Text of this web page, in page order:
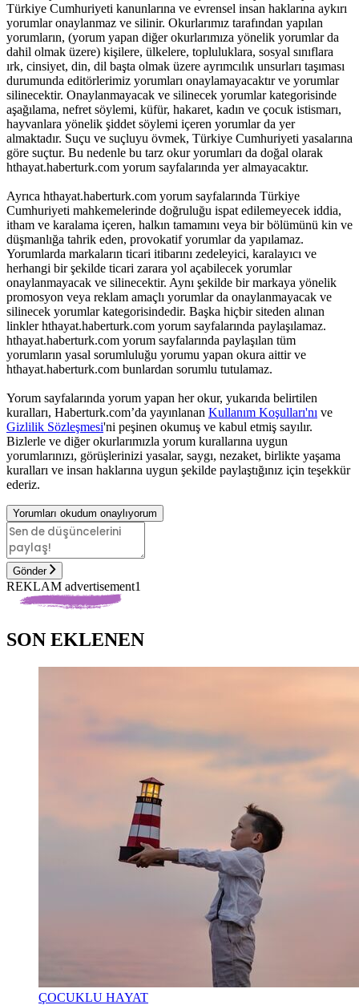
Türkiye Cumhuriyeti kanunlarına ve evrensel insan haklarına aykırı
yorumlar onaylanmaz ve silinir. Okurlarımız tarafından yapılan
yorumların, (yorum yapan diğer okurlarımıza yönelik yorumlar da
dahil olmak üzere) kişilere, ülkelere, topluluklara, sosyal sınıflara
ırk, cinsiyet, din, dil başta olmak üzere ayrımcılık unsurları taşıması
durumunda editörlerimiz yorumları onaylamayacaktır ve yorumlar
silinecektir. Onaylanmayacak ve silinecek yorumlar kategorisinde
aşağılama, nefret söylemi, küfür, hakaret, kadın ve çocuk istismarı,
hayvanlara yönelik şiddet söylemi içeren yorumlar da yer
almaktadır. Suçu ve suçluyu övmek, Türkiye Cumhuriyeti yasalarına
göre suçtur. Bu nedenle bu tarz okur yorumları da doğal olarak
hthayat.haberturk.com yorum sayfalarında yer almayacaktır.
Ayrıca hthayat.haberturk.com yorum sayfalarında Türkiye
Cumhuriyeti mahkemelerinde doğruluğu ispat edilemeyecek iddia,
itham ve karalama içeren, halkın tamamını veya bir bölümünü kin ve
düşmanlığa tahrik eden, provokatif yorumlar da yapılamaz.
Yorumlarda markaların ticari itibarını zedeleyici, karalayıcı ve
herhangi bir şekilde ticari zarara yol açabilecek yorumlar
onaylanmayacak ve silinecektir. Aynı şekilde bir markaya yönelik
promosyon veya reklam amaçlı yorumlar da onaylanmayacak ve
silinecek yorumlar kategorisindedir. Başka hiçbir siteden alınan
linkler hthayat.haberturk.com yorum sayfalarında paylaşılamaz.
hthayat.haberturk.com yorum sayfalarında paylaşılan tüm
yorumların yasal sorumluluğu yorumu yapan okura aittir ve
hthayat.haberturk.com bunlardan sorumlu tutulamaz.
Yorum sayfalarında yorum yapan her okur, yukarıda belirtilen
kuralları, Haberturk.com’da yayınlanan Kullanım Koşulları'nı ve
Gizlilik Sözleşmesi'ni peşinen okumuş ve kabul etmiş sayılır.
Bizlerle ve diğer okurlarımızla yorum kurallarına uygun
yorumlarınızı, görüşlerinizi yasalar, saygı, nezaket, birlikte yaşama
kuralları ve insan haklarına uygun şekilde paylaştığınız için teşekkür
ederiz.
Yorumları okudum onaylıyorum
Gönder
REKLAM advertisement1
SON EKLENEN
ÇOCUKLU HAYAT